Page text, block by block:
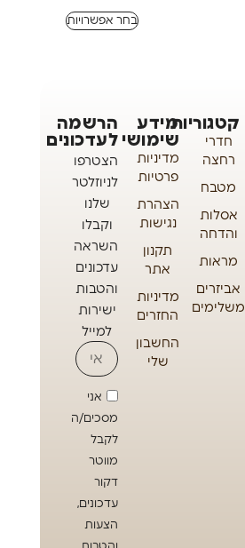
בחר אפשרויות
קטגוריות
חדרי
רחצה
מטבח
אסלות
והדחה
מראות
אביזרים
משלימים
מידע
שימושי
מדיניות
פרטיות
הצהרת
נגישות
תקנון
אתר
מדיניות
החזרים
החשבון
שלי
הרשמה
לעדכונים
הצטרפו
לניוזלטר
שלנו
וקבלו
השראה
עדכונים
והטבות
ישירות
למייל
אני
מסכים/ה
לקבל
מווטר
דקור
עדכונים,
הצעות